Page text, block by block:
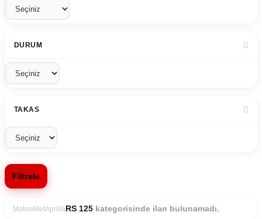
DURUM
TAKAS
Filtrele
MotosikletAprilia RS 125 kategorisinde ilan bulunamadı.